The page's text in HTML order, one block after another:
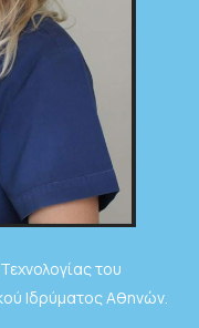
του
Ιδρύματος Αθηνών.